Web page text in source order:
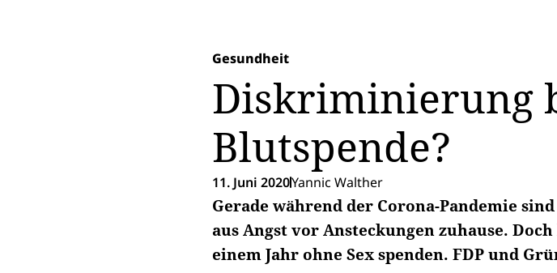
Gesundheit
Diskriminierung
Blutspende?
11. Juni 2020Yannic Walther
Gerade während der Corona-Pandemie
aus Angst vor Ansteckungen zuhause.
einem Jahr ohne Sex spenden. FDP und